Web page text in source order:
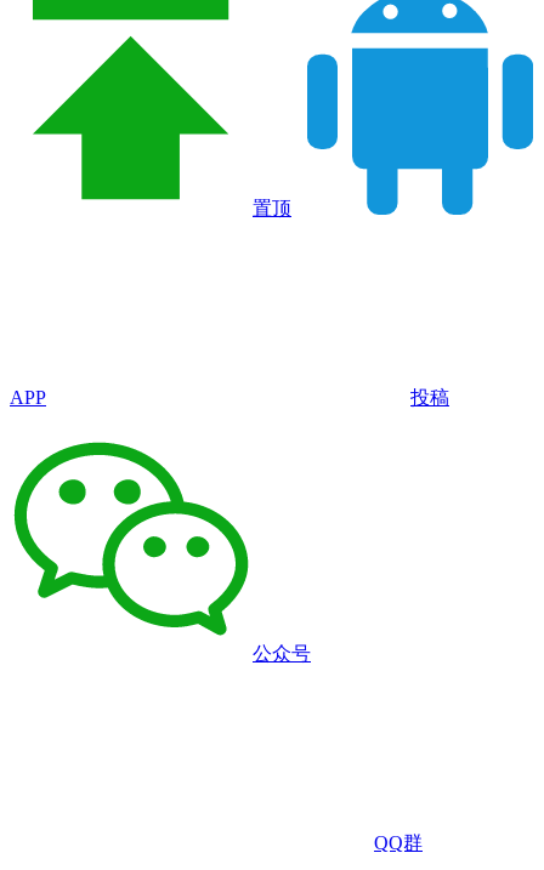
置顶
APP 投稿
公众号
QQ群